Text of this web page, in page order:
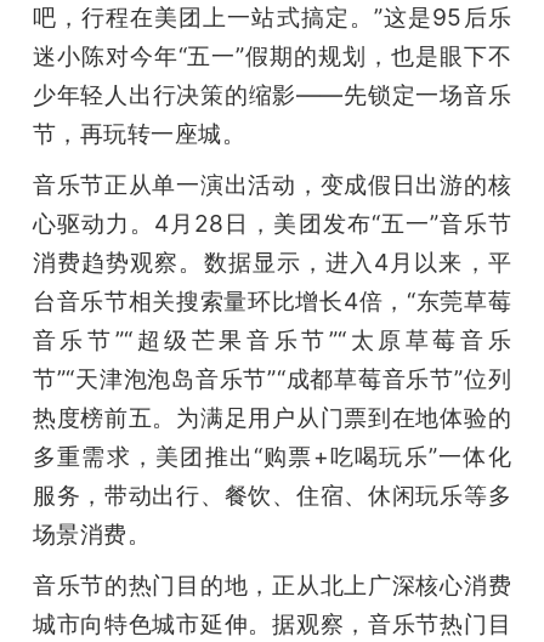
开
课
活
动
中
GAIR
专
吧，行程在美团上一站式搞定。”这是95后乐
迷小陈对今年“五一”假期的规划，也是眼下不
少年轻人出行决策的缩影——先锁定一场音乐
节，再玩转一座城。
音乐节正从单一演出活动，变成假日出游的核
心驱动力。4月28日，美团发布“五一”音乐节
消费趋势观察。数据显示，进入4月以来，平
台音乐节相关搜索量环比增长4倍，“东莞草莓
音乐节”“超级芒果音乐节”“太原草莓音乐
节”“天津泡泡岛音乐节”“成都草莓音乐节”位列
热度榜前五。为满足用户从门票到在地体验的
多重需求，美团推出“购票+吃喝玩乐”一体化
服务，带动出行、餐饮、住宿、休闲玩乐等多
场景消费。
音乐节的热门目的地，正从北上广深核心消费
城市向特色城市延伸。据观察，音乐节热门目